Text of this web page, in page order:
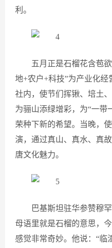
利。
五月正是石榴花含苞
地+农户+科技”为产业化
社内，使节们挥锹、培土
为骊山添绿增彩，为“一带
荣种下新的希望。当晚，
演，通过真山、真水、真
唐文化魅力。
巴基斯坦驻华参赞穆
母语里就是石榴的意思，
感觉非常奇妙。他说：“临